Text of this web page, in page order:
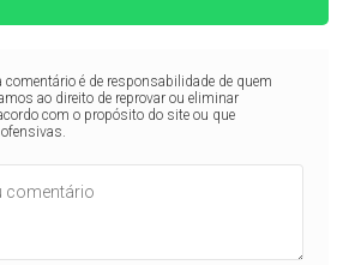
comentário é de responsabilidade de quem
ao direito de reprovar ou eliminar
com o propósito do site ou que